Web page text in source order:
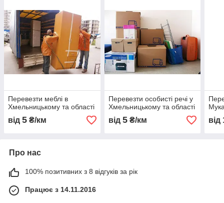
Перевезти меблі в
Хмельницькому та області
від 5 ₴/км
Перевезти особисті речі у
Хмельницькому та області
від 5₴/км від
Про нас
100% позитивних з 8 відгуків за рік
Працює з 14.11.2016